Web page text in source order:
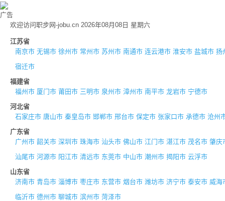
广告
欢迎访问职步网-jobu.cn 2026年08月08日 星期六
江苏省
南京市 无锡市 徐州市 常州市 苏州市 南通市 连云港市 淮安市 盐城市 扬
宿迁市
福建省
福州市 厦门市 莆田市 三明市 泉州市 漳州市 南平市 龙岩市 宁德市
河北省
石家庄市 唐山市 秦皇岛市 邯郸市 邢台市 保定市 张家口市 承德市 沧州
广东省
广州市 韶关市 深圳市 珠海市 汕头市 佛山市 江门市 湛江市 茂名市 肇庆
汕尾市 河源市 阳江市 清远市 东莞市 中山市 潮州市 揭阳市 云浮市
山东省
济南市 青岛市 淄博市 枣庄市 东营市 烟台市 潍坊市 济宁市 泰安市 威海
临沂市 德州市 聊城市 滨州市 菏泽市